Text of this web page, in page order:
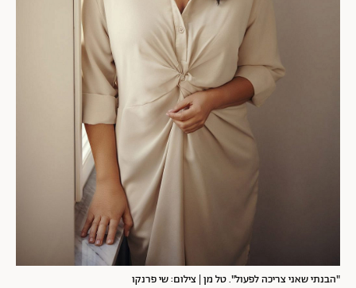
"הבנתי שאני צריכה לפעול". טל מן | צילום: שי פרנקו